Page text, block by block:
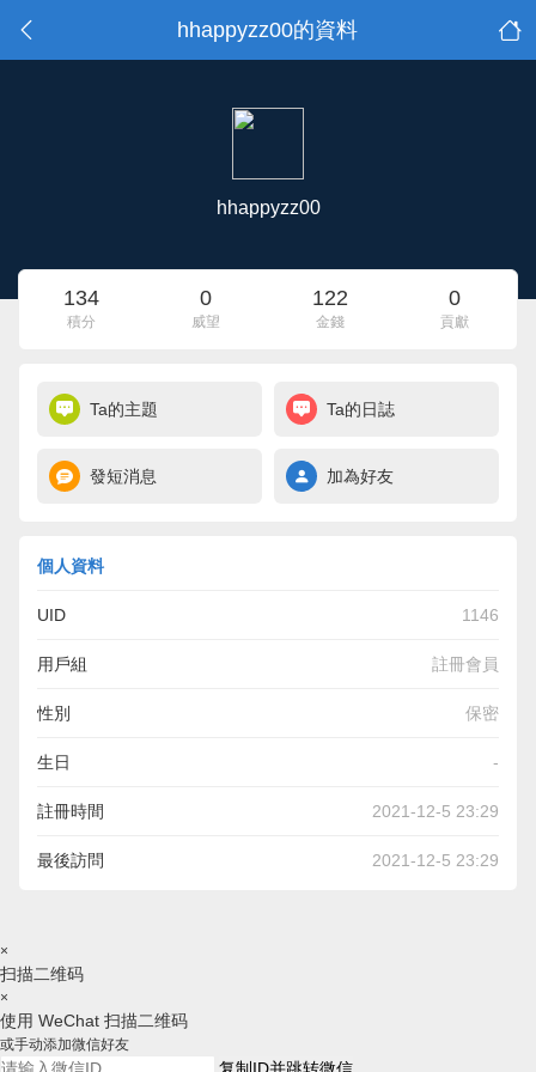
hhappyzz00的資料
hhappyzz00
134
積分
0
威望
122
金錢
0
貢獻
Ta的主題 Ta的日誌
發短消息 加為好友
個人資料
UID 1146
用戶組 註冊會員
性別 保密
生日 -
註冊時間 2021-12-5 23:29
最後訪問 2021-12-5 23:29
×
扫描二维码
×
使用 WeChat 扫描二维码
或手动添加微信好友